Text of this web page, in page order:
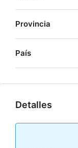
Provincia
País
Detalles